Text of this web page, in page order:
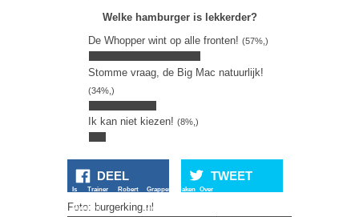
Welke hamburger is lekkerder?
De Whopper wint op alle fronten! (57%,)
Stomme vraag, de Big Mac natuurlijk!
(34%,)
Ik kan niet kiezen! (8%,)
DEEL TWEET
Foto: burgerking.nl
Is Trainer Robert
Maaskant
Grappen Maken Over
Jimmy Savile, Mag